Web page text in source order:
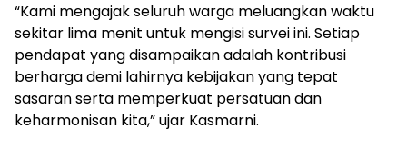
“Kami mengajak seluruh warga meluangkan waktu
sekitar lima menit untuk mengisi survei ini. Setiap
pendapat yang disampaikan adalah kontribusi
berharga demi lahirnya kebijakan yang tepat
sasaran serta memperkuat persatuan dan
keharmonisan kita,” ujar Kasmarni.